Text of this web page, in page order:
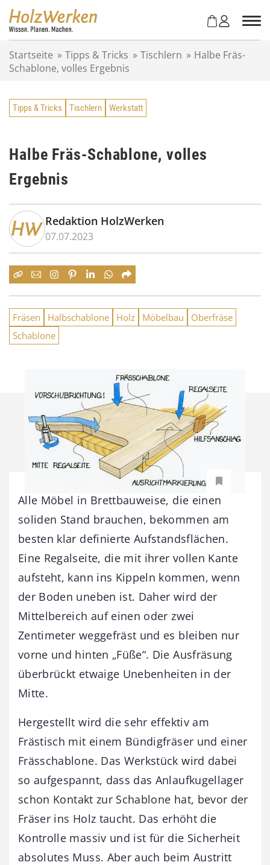
Startseite » Tipps & Tricks » Tischlern » Halbe Fräs-
Schablone, volles Ergebnis
Tipps & Tricks Tischlern Werkstatt
Halbe Fräs-Schablone, volles
Ergebnis
Redaktion HolzWerken
07.07.2023
Fräsen Halbschablone Holz Möbelbau
Oberfräse
Schablone
Alle Möbel in Brettbauweise, die einen
soliden Stand brauchen, bekommen am
besten klar definierte Aufstandsflächen.
Eine Regalseite, die mit ihrer vollen Kante
aufsteht, kann ins Kippeln kommen, wenn
der Boden uneben ist. Daher wird der
Mittelbereich auf einen oder zwei
Zentimeter weggefräst und es bleiben nur
vorne und hinten „Füße“. Die Ausfräsung
überbrückt etwaige Unebenheiten in der
Mitte.
Hergestellt wird die sehr effektiv am
Frästisch mit einem Bündigfräser und einer
Frässchablone. Das Werkstück wird dabei
so aufgespannt, dass das Anlaufkugellager
schon Kontakt zur Schablone hat, bevor der
Fräser ins Holz taucht. Das erhöht die
Kontrolle massiv und ist für die Sicherheit
absolutes Muss. Aber auch beim Austritt